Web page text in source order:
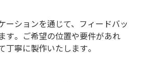
ーションを通じて、フィードバッ
す。ご希望の位置や要件があれ
丁寧に製作いたします。